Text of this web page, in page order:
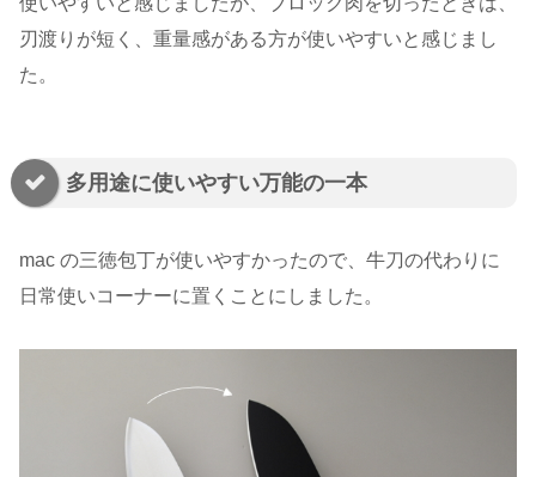
刃渡りが短く、重量感がある方が使いやすいと感じまし
た。
多用途に使いやすい万能の一本
mac の三徳包丁が使いやすかったので、牛刀の代わりに
日常使いコーナーに置くことにしました。